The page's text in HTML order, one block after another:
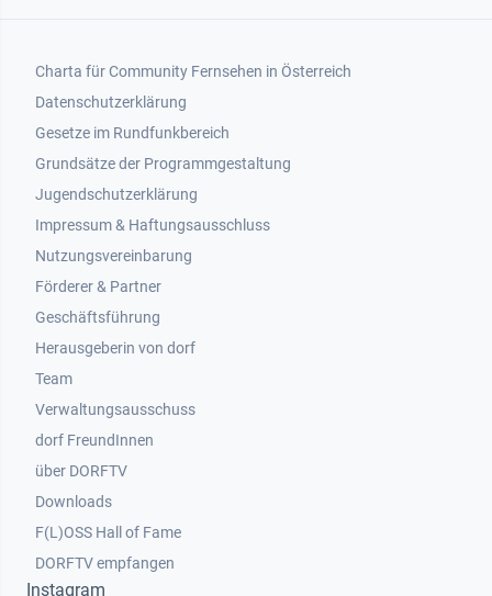
Footer 1
Charta für Community Fernsehen in Österreich
Datenschutzerklärung
Gesetze im Rundfunkbereich
Grundsätze der Programmgestaltung
Jugendschutzerklärung
Impressum & Haftungsausschluss
Nutzungsvereinbarung
Footer 2
Förderer & Partner
Geschäftsführung
Herausgeberin von dorf
Team
Verwaltungsausschuss
dorf FreundInnen
Footer 3
über DORFTV
Downloads
F(L)OSS Hall of Fame
Footer 4
DORFTV empfangen
Instagram